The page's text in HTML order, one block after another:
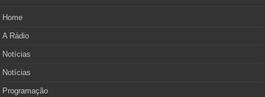
Home
A Rádio
Notícias
Notícias
Programação